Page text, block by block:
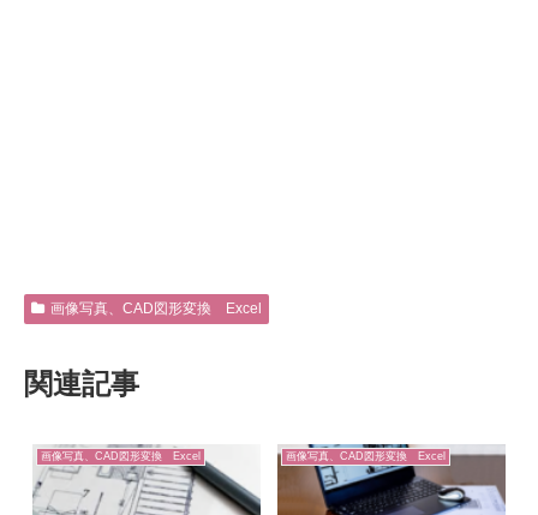
画像写真、CAD図形変換 Excel
関連記事
画像写真、CAD図形変換 Excel 画像写真、CAD図形変換 Excel